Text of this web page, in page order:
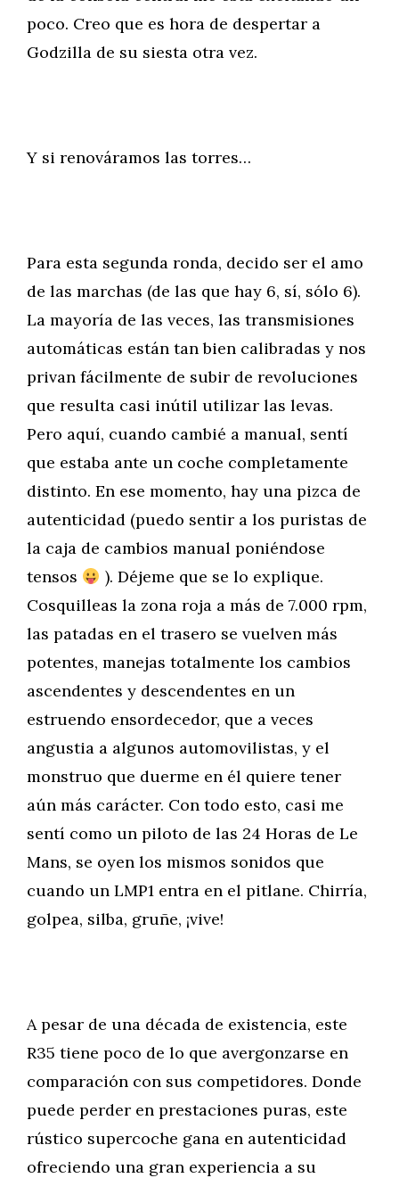
poco. Creo que es hora de despertar a
Godzilla de su siesta otra vez.
Y si renováramos las torres…
Para esta segunda ronda, decido ser el amo
de las marchas (de las que hay 6, sí, sólo 6).
La mayoría de las veces, las transmisiones
automáticas están tan bien calibradas y nos
privan fácilmente de subir de revoluciones
que resulta casi inútil utilizar las levas.
Pero aquí, cuando cambié a manual, sentí
que estaba ante un coche completamente
distinto. En ese momento, hay una pizca de
autenticidad (puedo sentir a los puristas de
la caja de cambios manual poniéndose
tensos
). Déjeme que se lo explique.
Cosquilleas la zona roja a más de 7.000 rpm,
las patadas en el trasero se vuelven más
potentes, manejas totalmente los cambios
ascendentes y descendentes en un
estruendo ensordecedor, que a veces
angustia a algunos automovilistas, y el
monstruo que duerme en él quiere tener
aún más carácter. Con todo esto, casi me
sentí como un piloto de las 24 Horas de Le
Mans, se oyen los mismos sonidos que
cuando un LMP1 entra en el pitlane. Chirría,
golpea, silba, gruñe, ¡vive!
A pesar de una década de existencia, este
R35 tiene poco de lo que avergonzarse en
comparación con sus competidores. Donde
puede perder en prestaciones puras, este
rústico supercoche gana en autenticidad
ofreciendo una gran experiencia a su